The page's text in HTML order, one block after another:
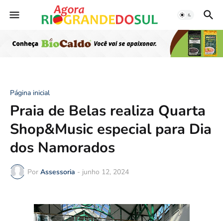
Página inicial
Praia de Belas realiza Quarta
Shop&Music especial para Dia
dos Namorados
Por Assessoria - junho 12, 2024